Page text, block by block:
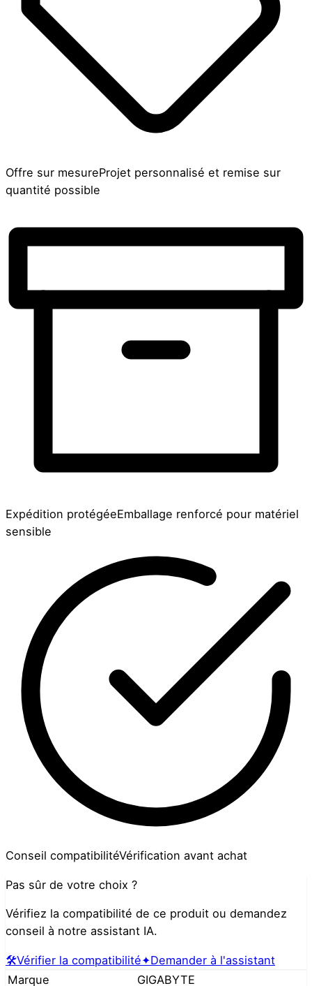
Offre sur mesureProjet personnalisé et remise sur
quantité possible
Expédition protégéeEmballage renforcé pour matériel
sensible
Conseil compatibilitéVérification avant achat
Pas sûr de votre choix ?
Vérifiez la compatibilité de ce produit ou demandez
conseil à notre assistant IA.
🛠️Vérifier la compatibilité✦Demander à l'assistant
Marque
GIGABYTE